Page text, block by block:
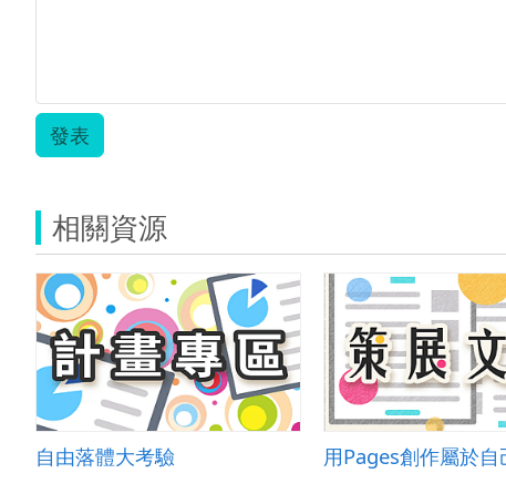
發表
相關資源
自由落體大考驗